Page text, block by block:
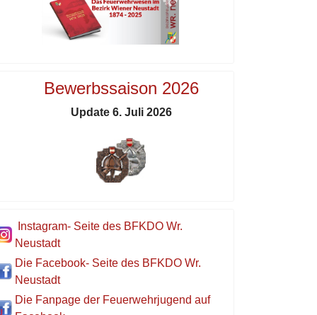
Bewerbssaison 2026
Update 6. Juli 2026
Instagram- Seite des BFKDO Wr.
Neustadt
Die Facebook- Seite des BFKDO Wr.
Neustadt
Die Fanpage der Feuerwehrjugend auf